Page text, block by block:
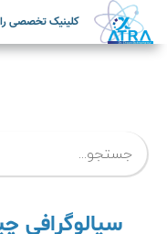
× کلینیک تخصصی
سیالوگرافی